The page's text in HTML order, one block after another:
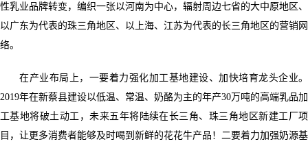
性乳业品牌转变，编织一张以河南为中心，辐射周边七省的大中原地区、
以广东为代表的珠三角地区、以上海、江苏为代表的长三角地区的营销网
络。
在产业布局上，一要着力强化加工基地建设、加快培育龙头企业。
2019年在新蔡县建设以低温、常温、奶酪为主的年产30万吨的高端乳品加
工基地将破土动工，未来五年将陆续在长三角、珠三角地区新建工厂项
目，让更多消费者能够及时喝到新鲜的花花牛产品！二要着力加强奶源基